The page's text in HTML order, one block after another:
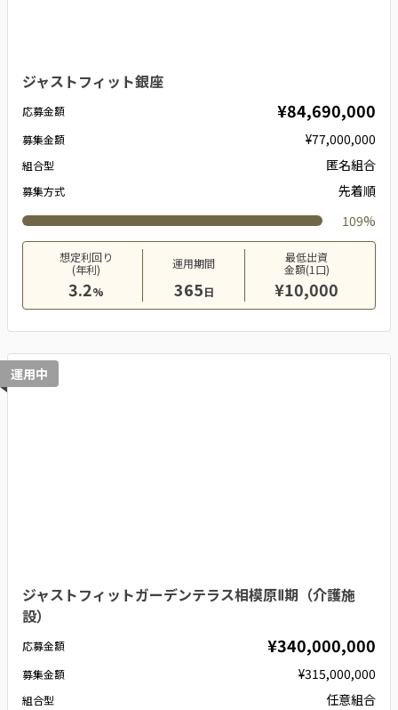
ジャストフィット銀座
応募金額 ¥84,690,000
募集金額 ¥77,000,000
組合型 匿名組合
募集方式
先着順
109%
想定利回り
(年利)
3.2%
運用期間
365日
最低出資
金額(1口)
¥10,000
運用中
ジャストフィットガーデンテラス相模原Ⅱ期（介護施
設）
応募金額 ¥340,000,000
募集金額 ¥315,000,000
組合型 任意組合